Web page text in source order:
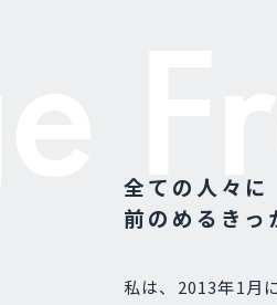
全ての人々に
前のめるきっ
私は、2013年1月